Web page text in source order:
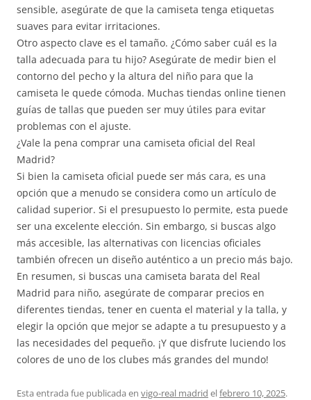
sensible, asegúrate de que la camiseta tenga etiquetas
suaves para evitar irritaciones.
Otro aspecto clave es el tamaño. ¿Cómo saber cuál es la
talla adecuada para tu hijo? Asegúrate de medir bien el
contorno del pecho y la altura del niño para que la
camiseta le quede cómoda. Muchas tiendas online tienen
guías de tallas que pueden ser muy útiles para evitar
problemas con el ajuste.
¿Vale la pena comprar una camiseta oficial del Real
Madrid?
Si bien la camiseta oficial puede ser más cara, es una
opción que a menudo se considera como un artículo de
calidad superior. Si el presupuesto lo permite, esta puede
ser una excelente elección. Sin embargo, si buscas algo
más accesible, las alternativas con licencias oficiales
también ofrecen un diseño auténtico a un precio más bajo.
En resumen, si buscas una camiseta barata del Real
Madrid para niño, asegúrate de comparar precios en
diferentes tiendas, tener en cuenta el material y la talla, y
elegir la opción que mejor se adapte a tu presupuesto y a
las necesidades del pequeño. ¡Y que disfrute luciendo los
colores de uno de los clubes más grandes del mundo!
Esta entrada fue publicada en vigo-real madrid elfebrero 10, 2025.